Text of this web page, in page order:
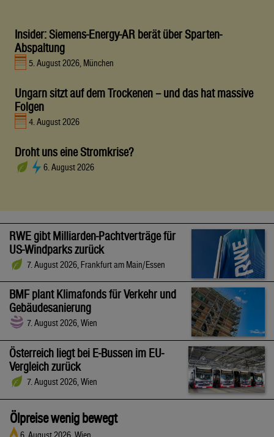
Insider: Siemens-Energy-AR berät über Sparten-
Abspaltung
5. August 2026, München
Ungarn sitzt auf dem Trockenen – und das hat massive
Folgen
4. August 2026
Droht uns eine Stromkrise?
6. August 2026
RWE gibt Milliarden-Pachtverträge für
US-Windparks zurück
7. August 2026, Frankfurt am Main/Essen
BMF plant Klimafonds für Verkehr und
Gebäudesanierung
7. August 2026, Wien
Österreich liegt bei E-Bussen im EU-
Vergleich zurück
7. August 2026, Wien
Ölpreise wenig bewegt